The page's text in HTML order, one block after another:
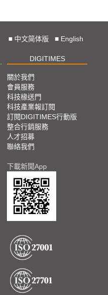
■ 中文简体版 ■ English
DIGITIMES
關於我們
會員服務
科技椽送門
科技產業報訂閱
訂閱DIGITIMES行動版
整合行銷服務
人才招募
聯絡我們
下載新聞App